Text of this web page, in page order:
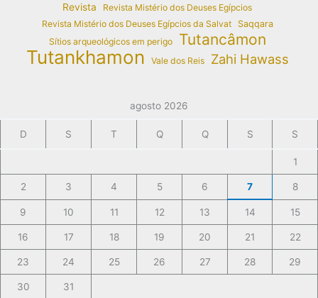
Revista
Revista Mistério dos Deuses Egípcios
Revista Mistério dos Deuses Egípcios da Salvat
Saqqara
Sítios arqueológicos em perigo
Tutancâmon
Tutankhamon Vale dos Reis Zahi Hawass
agosto 2026
D S T Q Q S S
1
2 3 4 5 6 7 8
9 10 11 12 13 14 15
16 17 18 19 20 21 22
23 24 25 26 27 28 29
30 31